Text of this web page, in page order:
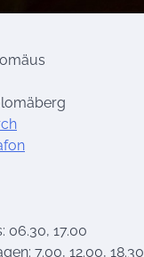
06.30, 17.00
7.00, 12.00, 18.30